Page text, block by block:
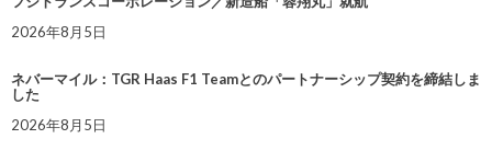
2026年8月5日
ネバーマイル：TGR Haas F1 Teamとのパートナーシップ契約を締結しま
した
2026年8月5日